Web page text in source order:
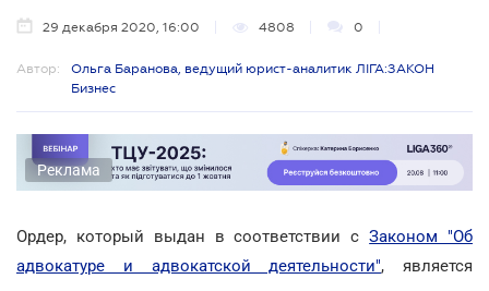
29 декабря 2020, 16:00 4808 0
Автор:
Ольга Баранова, ведущий юрист-аналитик ЛІГА:ЗАКОН
Бизнес
Реклама
Ордер, который выдан в соответствии сЗаконом "Об
адвокатуре и адвокатской деятельности", является